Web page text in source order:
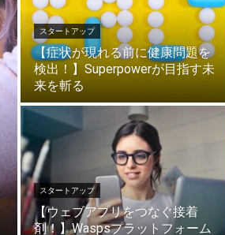
スタートアップ
【症状が現れる前に健康問題を
検出！】Superpowerが目指す未
来を斬る
スタートアップ
【ウェブアプリをつなぐ接着
剤！】Waspsプラットフォーム